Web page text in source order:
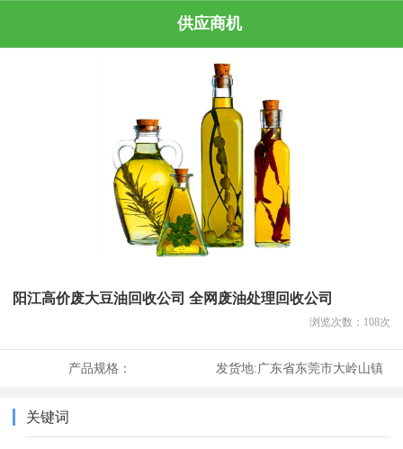
供应商机
阳江高价废大豆油回收公司 全网废油处理回收公司
浏览次数： 108次
产品规格： 发货地:广东省东莞市大岭山镇
关键词